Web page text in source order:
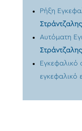
Ρήξη
Στράντζαλης
Αυτόματη
Στράντζαλης
Εγκεφαλικό
εγκεφαλικό